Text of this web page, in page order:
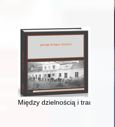
lubelskiej
Między dzielnością i traumą :